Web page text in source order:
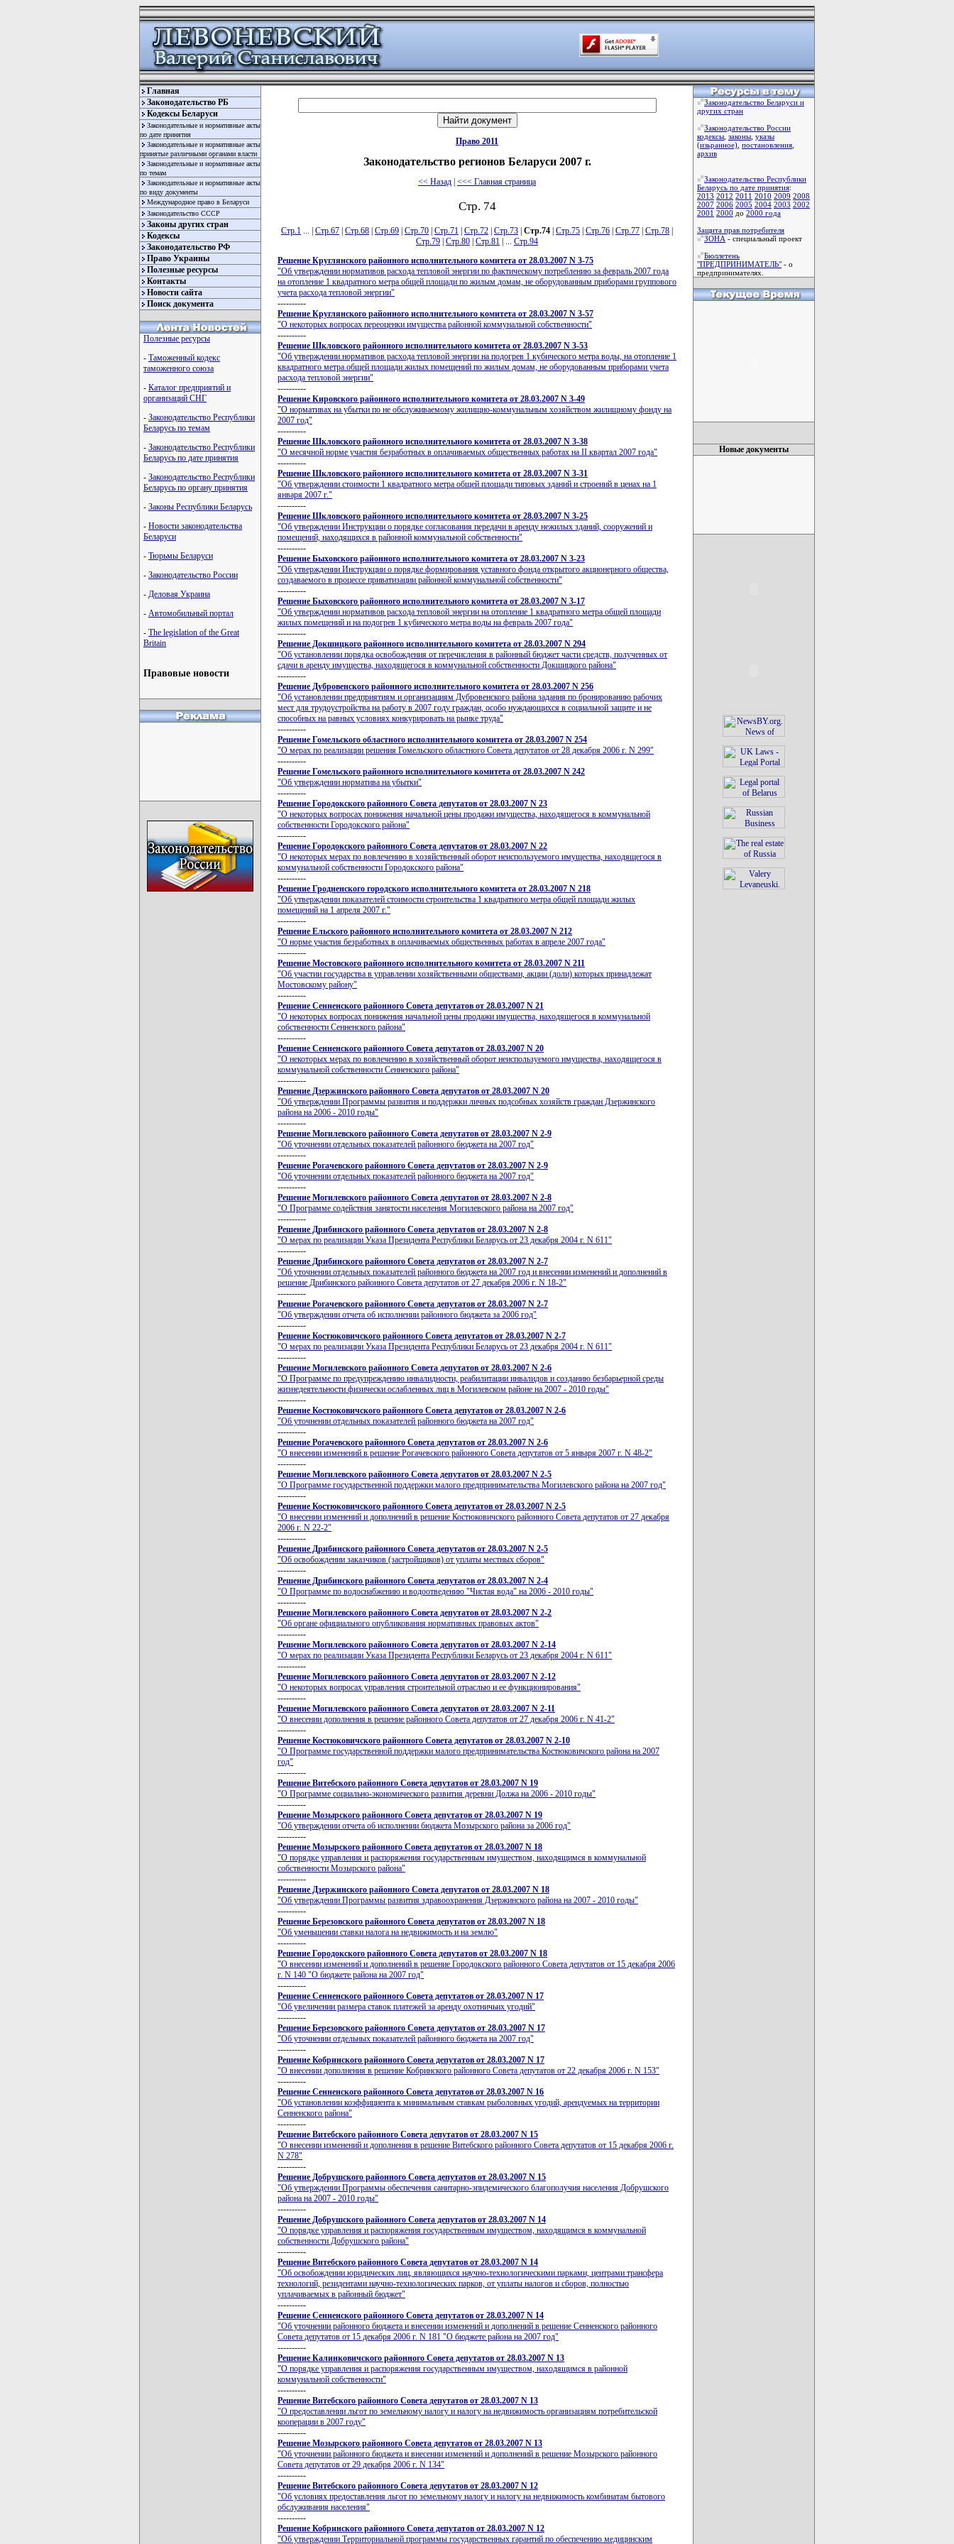
Главная
Законодательство РБ
Кодексы Беларуси
Законодательные и нормативные акты
по дате принятия
Законодательные и нормативные акты
принятые различными органами власти
Законодательные и нормативные акты
по темам
Законодательные и нормативные акты
по виду документы
Международное право в Беларуси
Законодательство СССР
Законы других стран
Кодексы
Законодательство РФ
Право Украины
Полезные ресурсы
Контакты
Новости сайта
Поиск документа
Полезные ресурсы
- Таможенный кодекс
таможенного союза
- Каталог предприятий и
организаций СНГ
- Законодательство Республики
Беларусь по темам
- Законодательство Республики
Беларусь по дате принятия
- Законодательство Республики
Беларусь по органу принятия
- Законы Республики Беларусь
- Новости законодательства
Беларуси
- Тюрьмы Беларуси
- Законодательство России
- Деловая Украина
- Автомобильный портал
- The legislation of the Great
Britain
Правовые новости
Право 2011
Законодательство регионов Беларуси 2007 г.
<< Назад <<< Главная страница
Стр. 74
Стр.1 ... | Стр.67 Стр.68 Стр.69 Стр.70 Стр.71 Стр.72 Стр.73 Стр.74 Стр.75 Стр.76 Стр.77 Стр.78
Стр.79 Стр.80 Стр.81 | ... Стр.94
Решение Круглянского районного исполнительного комитета от 28.03.2007 N 3-75
"Об утверждении нормативов расхода тепловой энергии по фактическому потреблению за февраль 2007 года
на отопление 1 квадратного метра общей площади по жилым домам, не оборудованным приборами группового
учета расхода тепловой энергии"
----------
Решение Круглянского районного исполнительного комитета от 28.03.2007 N 3-57
"О некоторых вопросах переоценки имущества районной коммунальной собственности"
----------
Решение Шкловского районного исполнительного комитета от 28.03.2007 N 3-53
"Об утверждении нормативов расхода тепловой энергии на подогрев 1 кубического метра воды, на отопление 1
квадратного метра общей площади жилых помещений по жилым домам, не оборудованным приборами учета
расхода тепловой энергии"
----------
Решение Кировского районного исполнительного комитета от 28.03.2007 N 3-49
"О нормативах на убытки по не обслуживаемому жилищно-коммунальным хозяйством жилищному фонду на
2007 год"
----------
Решение Шкловского районного исполнительного комитета от 28.03.2007 N 3-38
"О месячной норме участия безработных в оплачиваемых общественных работах на II квартал 2007 года"
----------
Решение Шкловского районного исполнительного комитета от 28.03.2007 N 3-31
"Об утверждении стоимости 1 квадратного метра общей площади типовых зданий и строений в ценах на 1
января 2007 г."
----------
Решение Шкловского районного исполнительного комитета от 28.03.2007 N 3-25
"Об утверждении Инструкции о порядке согласования передачи в аренду нежилых зданий, сооружений и
помещений, находящихся в районной коммунальной собственности"
----------
Решение Быховского районного исполнительного комитета от 28.03.2007 N 3-23
"Об утверждении Инструкции о порядке формирования уставного фонда открытого акционерного общества,
создаваемого в процессе приватизации районной коммунальной собственности"
----------
Решение Быховского районного исполнительного комитета от 28.03.2007 N 3-17
"Об утверждении нормативов расхода тепловой энергии на отопление 1 квадратного метра общей площади
жилых помещений и на подогрев 1 кубического метра воды на февраль 2007 года"
----------
Решение Докшицкого районного исполнительного комитета от 28.03.2007 N 294
"Об установлении порядка освобождения от перечисления в районный бюджет части средств, полученных от
сдачи в аренду имущества, находящегося в коммунальной собственности Докшицкого района"
----------
Решение Дубровенского районного исполнительного комитета от 28.03.2007 N 256
"Об установлении предприятиям и организациям Дубровенского района задания по бронированию рабочих
мест для трудоустройства на работу в 2007 году граждан, особо нуждающихся в социальной защите и не
способных на равных условиях конкурировать на рынке труда"
----------
Решение Гомельского областного исполнительного комитета от 28.03.2007 N 254
"О мерах по реализации решения Гомельского областного Совета депутатов от 28 декабря 2006 г. N 299"
----------
Решение Гомельского районного исполнительного комитета от 28.03.2007 N 242
"Об утверждении норматива на убытки"
----------
Решение Городокского районного Совета депутатов от 28.03.2007 N 23
"О некоторых вопросах понижения начальной цены продажи имущества, находящегося в коммунальной
собственности Городокского района"
----------
Решение Городокского районного Совета депутатов от 28.03.2007 N 22
"О некоторых мерах по вовлечению в хозяйственный оборот неиспользуемого имущества, находящегося в
коммунальной собственности Городокского района"
----------
Решение Гродненского городского исполнительного комитета от 28.03.2007 N 218
"Об утверждении показателей стоимости строительства 1 квадратного метра общей площади жилых
помещений на 1 апреля 2007 г."
----------
Решение Ельского районного исполнительного комитета от 28.03.2007 N 212
"О норме участия безработных в оплачиваемых общественных работах в апреле 2007 года"
----------
Решение Мостовского районного исполнительного комитета от 28.03.2007 N 211
"Об участии государства в управлении хозяйственными обществами, акции (доли) которых принадлежат
Мостовскому району"
----------
Решение Сенненского районного Совета депутатов от 28.03.2007 N 21
"О некоторых вопросах понижения начальной цены продажи имущества, находящегося в коммунальной
собственности Сенненского района"
----------
Решение Сенненского районного Совета депутатов от 28.03.2007 N 20
"О некоторых мерах по вовлечению в хозяйственный оборот неиспользуемого имущества, находящегося в
коммунальной собственности Сенненского района"
----------
Решение Дзержинского районного Совета депутатов от 28.03.2007 N 20
"Об утверждении Программы развития и поддержки личных подсобных хозяйств граждан Дзержинского
района на 2006 - 2010 годы"
----------
Решение Могилевского районного Совета депутатов от 28.03.2007 N 2-9
"Об уточнении отдельных показателей районного бюджета на 2007 год"
----------
Решение Рогачевского районного Совета депутатов от 28.03.2007 N 2-9
"Об уточнении отдельных показателей районного бюджета на 2007 год"
----------
Решение Могилевского районного Совета депутатов от 28.03.2007 N 2-8
"О Программе содействия занятости населения Могилевского района на 2007 год"
----------
Решение Дрибинского районного Совета депутатов от 28.03.2007 N 2-8
"О мерах по реализации Указа Президента Республики Беларусь от 23 декабря 2004 г. N 611"
----------
Решение Дрибинского районного Совета депутатов от 28.03.2007 N 2-7
"Об уточнении отдельных показателей районного бюджета на 2007 год и внесении изменений и дополнений в
решение Дрибинского районного Совета депутатов от 27 декабря 2006 г. N 18-2"
----------
Решение Рогачевского районного Совета депутатов от 28.03.2007 N 2-7
"Об утверждении отчета об исполнении районного бюджета за 2006 год"
----------
Решение Костюковичского районного Совета депутатов от 28.03.2007 N 2-7
"О мерах по реализации Указа Президента Республики Беларусь от 23 декабря 2004 г. N 611"
----------
Решение Могилевского районного Совета депутатов от 28.03.2007 N 2-6
"О Программе по предупреждению инвалидности, реабилитации инвалидов и созданию безбарьерной среды
жизнедеятельности физически ослабленных лиц в Могилевском районе на 2007 - 2010 годы"
----------
Решение Костюковичского районного Совета депутатов от 28.03.2007 N 2-6
"Об уточнении отдельных показателей районного бюджета на 2007 год"
----------
Решение Рогачевского районного Совета депутатов от 28.03.2007 N 2-6
"О внесении изменений в решение Рогачевского районного Совета депутатов от 5 января 2007 г. N 48-2"
----------
Решение Могилевского районного Совета депутатов от 28.03.2007 N 2-5
"О Программе государственной поддержки малого предпринимательства Могилевского района на 2007 год"
----------
Решение Костюковичского районного Совета депутатов от 28.03.2007 N 2-5
"О внесении изменений и дополнений в решение Костюковичского районного Совета депутатов от 27 декабря
2006 г. N 22-2"
----------
Решение Дрибинского районного Совета депутатов от 28.03.2007 N 2-5
"Об освобождении заказчиков (застройщиков) от уплаты местных сборов"
----------
Решение Дрибинского районного Совета депутатов от 28.03.2007 N 2-4
"О Программе по водоснабжению и водоотведению "Чистая вода" на 2006 - 2010 годы"
----------
Решение Могилевского районного Совета депутатов от 28.03.2007 N 2-2
"Об органе официального опубликования нормативных правовых актов"
----------
Решение Могилевского районного Совета депутатов от 28.03.2007 N 2-14
"О мерах по реализации Указа Президента Республики Беларусь от 23 декабря 2004 г. N 611"
----------
Решение Могилевского районного Совета депутатов от 28.03.2007 N 2-12
"О некоторых вопросах управления строительной отраслью и ее функционирования"
----------
Решение Могилевского районного Совета депутатов от 28.03.2007 N 2-11
"О внесении дополнения в решение районного Совета депутатов от 27 декабря 2006 г. N 41-2"
----------
Решение Костюковичского районного Совета депутатов от 28.03.2007 N 2-10
"О Программе государственной поддержки малого предпринимательства Костюковичского района на 2007
год"
----------
Решение Витебского районного Совета депутатов от 28.03.2007 N 19
"О Программе социально-экономического развития деревни Должа на 2006 - 2010 годы"
----------
Решение Мозырского районного Совета депутатов от 28.03.2007 N 19
"Об утверждении отчета об исполнении бюджета Мозырского района за 2006 год"
----------
Решение Мозырского районного Совета депутатов от 28.03.2007 N 18
"О порядке управления и распоряжения государственным имуществом, находящимся в коммунальной
собственности Мозырского района"
----------
Решение Дзержинского районного Совета депутатов от 28.03.2007 N 18
"Об утверждении Программы развития здравоохранения Дзержинского района на 2007 - 2010 годы"
----------
Решение Березовского районного Совета депутатов от 28.03.2007 N 18
"Об уменьшении ставки налога на недвижимость и на землю"
----------
Решение Городокского районного Совета депутатов от 28.03.2007 N 18
"О внесении изменений и дополнений в решение Городокского районного Совета депутатов от 15 декабря 2006
г. N 140 "О бюджете района на 2007 год"
----------
Решение Сенненского районного Совета депутатов от 28.03.2007 N 17
"Об увеличении размера ставок платежей за аренду охотничьих угодий"
----------
Решение Березовского районного Совета депутатов от 28.03.2007 N 17
"Об уточнении отдельных показателей районного бюджета на 2007 год"
----------
Решение Кобринского районного Совета депутатов от 28.03.2007 N 17
"О внесении дополнения в решение Кобринского районного Совета депутатов от 22 декабря 2006 г. N 153"
----------
Решение Сенненского районного Совета депутатов от 28.03.2007 N 16
"Об установлении коэффициента к минимальным ставкам рыболовных угодий, арендуемых на территории
Сенненского района"
----------
Решение Витебского районного Совета депутатов от 28.03.2007 N 15
"О внесении изменений и дополнения в решение Витебского районного Совета депутатов от 15 декабря 2006 г.
N 278"
----------
Решение Добрушского районного Совета депутатов от 28.03.2007 N 15
"Об утверждении Программы обеспечения санитарно-эпидемического благополучия населения Добрушского
района на 2007 - 2010 годы"
----------
Решение Добрушского районного Совета депутатов от 28.03.2007 N 14
"О порядке управления и распоряжения государственным имуществом, находящимся в коммунальной
собственности Добрушского района"
----------
Решение Витебского районного Совета депутатов от 28.03.2007 N 14
"Об освобождении юридических лиц, являющихся научно-технологическими парками, центрами трансфера
технологий, резидентами научно-технологических парков, от уплаты налогов и сборов, полностью
уплачиваемых в районный бюджет"
----------
Решение Сенненского районного Совета депутатов от 28.03.2007 N 14
"Об уточнении районного бюджета и внесении изменений и дополнений в решение Сенненского районного
Совета депутатов от 15 декабря 2006 г. N 181 "О бюджете района на 2007 год"
----------
Решение Калинковичского районного Совета депутатов от 28.03.2007 N 13
"О порядке управления и распоряжения государственным имуществом, находящимся в районной
коммунальной собственности"
----------
Решение Витебского районного Совета депутатов от 28.03.2007 N 13
"О предоставлении льгот по земельному налогу и налогу на недвижимость организациям потребительской
кооперации в 2007 году"
----------
Решение Мозырского районного Совета депутатов от 28.03.2007 N 13
"Об уточнении районного бюджета и внесении изменений и дополнений в решение Мозырского районного
Совета депутатов от 29 декабря 2006 г. N 134"
----------
Решение Витебского районного Совета депутатов от 28.03.2007 N 12
"Об условиях предоставления льгот по земельному налогу и налогу на недвижимость комбинатам бытового
обслуживания населения"
----------
Решение Кобринского районного Совета депутатов от 28.03.2007 N 12
"Об утверждении Территориальной программы государственных гарантий по обеспечению медицинским
Законодательство Беларуси и
других стран
Законодательство России
кодексы законы указы
(изьранное) постановления
архив
Законодательство Республики
Беларусь по дате принятия:
2013 2012 2011 2010 2009 2008
2007 2006 2005 2004 2003 2002
2001 2000 до 2000 года
Защита прав потребителя
ЗОНА - специальный проект
Бюллетень
"ПРЕДПРИНИМАТЕЛЬ" - о
предпринимателях.
Новые документы